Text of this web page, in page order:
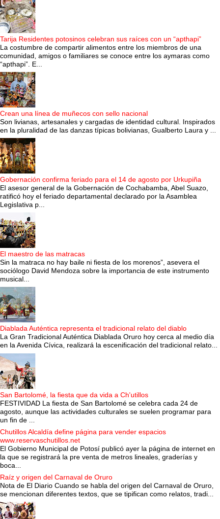
Tarija Residentes potosinos celebran sus raíces con un “apthapi”
La costumbre de compartir alimentos entre los miembros de una
comunidad, amigos o familiares se conoce entre los aymaras como
“apthapi”. E...
Crean una línea de muñecos con sello nacional
Son livianas, artesanales y cargadas de identidad cultural. Inspirados
en la pluralidad de las danzas típicas bolivianas, Gualberto Laura y ...
Gobernación confirma feriado para el 14 de agosto por Urkupiña
El asesor general de la Gobernación de Cochabamba, Abel Suazo,
ratificó hoy el feriado departamental declarado por la Asamblea
Legislativa p...
El maestro de las matracas
Sin la matraca no hay baile ni fiesta de los morenos”, asevera el
sociólogo David Mendoza sobre la importancia de este instrumento
musical...
Diablada Auténtica representa el tradicional relato del diablo
La Gran Tradicional Auténtica Diablada Oruro hoy cerca al medio día
en la Avenida Cívica, realizará la escenificación del tradicional relato...
San Bartolomé, la fiesta que da vida a Ch'utillos
FESTIVIDAD La fiesta de San Bartolomé se celebra cada 24 de
agosto, aunque las actividades culturales se suelen programar para
un fin de ...
Chutillos Alcaldía define página para vender espacios
www.reservaschutillos.net
El Gobierno Municipal de Potosí publicó ayer la página de internet en
la que se registrará la pre venta de metros lineales, graderías y
boca...
Raíz y origen del Carnaval de Oruro
Nota de El Diario Cuando se habla del origen del Carnaval de Oruro,
se mencionan diferentes textos, que se tipifican como relatos, tradi...